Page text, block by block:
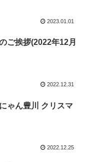
2023.01.01
ご挨拶(2022年12月
2022.12.31
ゃん豊川 クリスマ
2022.12.25